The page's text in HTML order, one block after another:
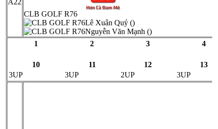
A22
CLB GOLF R76
Lê Xuân Quý ()
Nguyễn Văn Mạnh ()
1
2 3 4
10 11 12
13
3UP
3UP 2UP 3UP